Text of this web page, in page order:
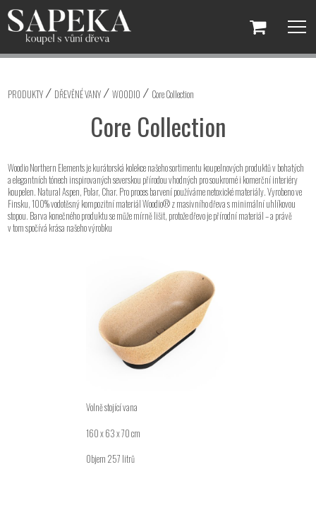
PRODUKTY DŘEVĚNÉ VANY WOODIO Core Collection
Core Collection
Woodio Northern Elements je kurátorská kolekce našeho sortimentu koupelnových produktů v bohatých
a elegantních tónech inspirovaných severskou přírodou vhodných pro soukromé i komerční interiéry
koupelen. Natural Aspen, Polar, Char. Pro proces barvení používáme netoxické materiály. Vyrobeno ve
Finsku, 100% vodotěsný kompozitní materiál Woodio® z masivního dřeva s minimální uhlíkovou
stopou. Barva konečného produktu se může mírně lišit, protože dřevo je přírodní materiál – a právě
v tom spočívá krása našeho výrobku
Volně stojící vana
160 x 63 x 70 cm
Objem 257 litrů